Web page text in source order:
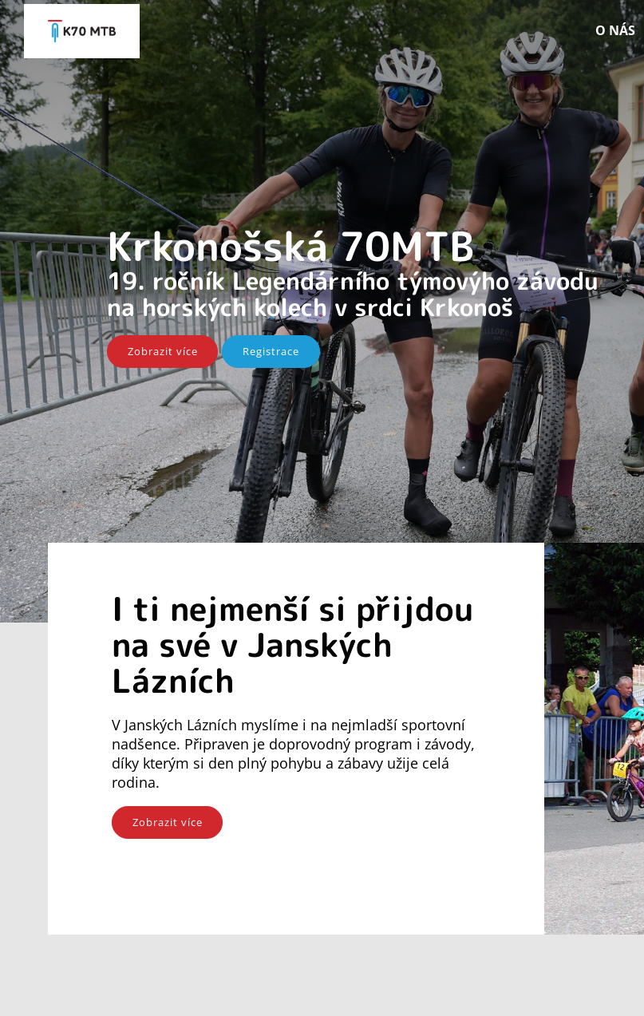
O NÁS
Krkonošská 70MTB
19. ročník Legendárního týmovýho závodu
na horských kolech v srdci Krkonoš
Zobrazit více Registrace
I ti nejmenší si přijdou
na své v Janských
Lázních
V Janských Lázních myslíme i na nejmladší sportovní
nadšence. Připraven je doprovodný program i závody,
díky kterým si den plný pohybu a zábavy užije celá
rodina.
Zobrazit více